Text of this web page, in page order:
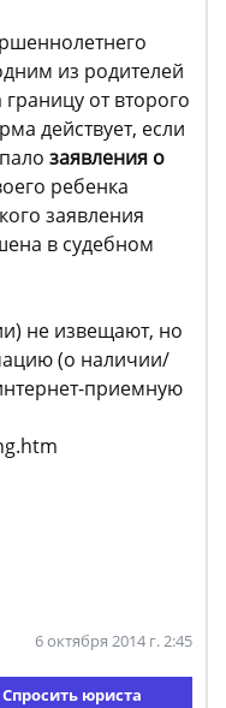
из родителей
от второго
действует, если
заявления о
ребенка
заявления
в судебном
не извещают, но
(о наличии/
приемную
6 октября 2014 г. 2:45
Спросить юриста